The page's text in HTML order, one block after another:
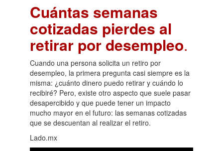
Cuántas semanas
cotizadas pierdes al
retirar por desempleo.
Cuando una persona solicita un retiro por
desempleo, la primera pregunta casi siempre es la
misma: ¿cuánto dinero puedo retirar y cuándo lo
recibiré? Pero, existe otro aspecto que suele pasar
desapercibido y que puede tener un impacto
mucho mayor en el futuro: las semanas cotizadas
que se descuentan al realizar el retiro.
Lado.mx